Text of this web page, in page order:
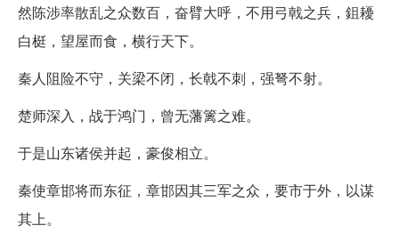
然陈涉率散乱之众数百，奋臂大呼，不用弓戟之兵，鉏耰
白梃，望屋而食，横行天下。
秦人阻险不守，关梁不闭，长戟不刺，强弩不射。
楚师深入，战于鸿门，曾无藩篱之难。
于是山东诸侯并起，豪俊相立。
秦使章邯将而东征，章邯因其三军之众，要市于外，以谋
其上。